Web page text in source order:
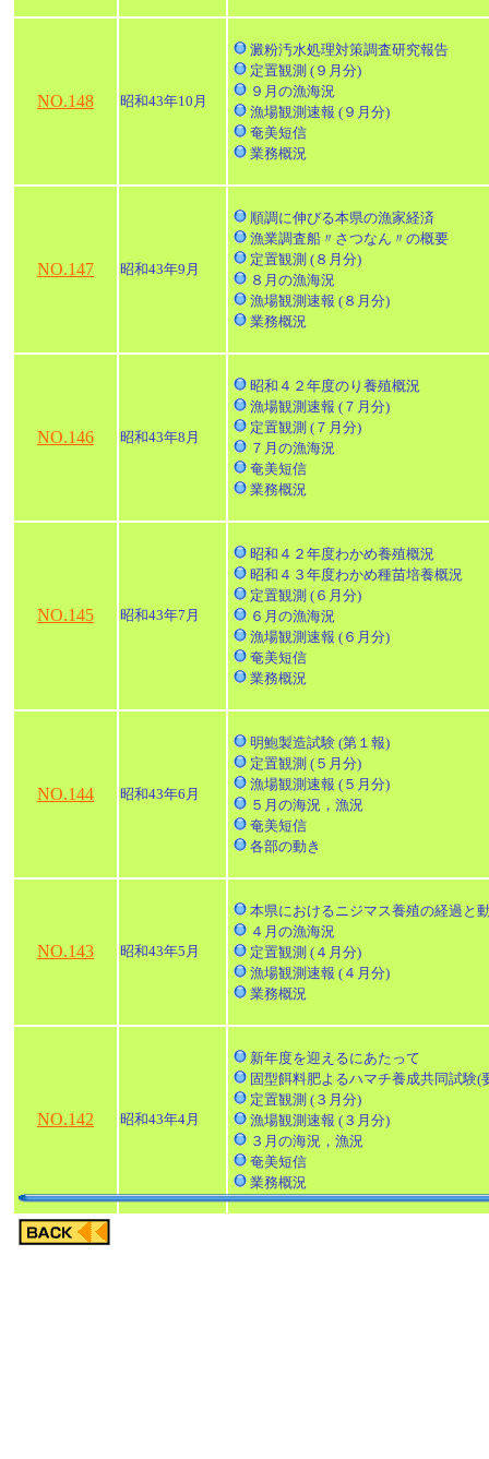
NO.148 昭和43年10月
澱粉汚水処理対策調査研究報告
定置観測 (９月分)
９月の漁海況
漁場観測速報 (９月分)
奄美短信
業務概況
NO.147 昭和43年9月
順調に伸びる本県の漁家経済
漁業調査船〃さつなん〃の概要
定置観測 (８月分)
８月の漁海況
漁場観測速報 (８月分)
業務概況
NO.146 昭和43年8月
昭和４２年度のり養殖概況
漁場観測速報 (７月分)
定置観測 (７月分)
７月の漁海況
奄美短信
業務概況
NO.145 昭和43年7月
昭和４２年度わかめ養殖概況
昭和４３年度わかめ種苗培養概況
定置観測 (６月分)
６月の漁海況
漁場観測速報 (６月分)
奄美短信
業務概況
NO.144 昭和43年6月
明鮑製造試験 (第１報)
定置観測 (５月分)
漁場観測速報 (５月分)
５月の海況，漁況
奄美短信
各部の動き
NO.143 昭和43年5月
本県におけるニジマス養殖の経過と
４月の漁海況
定置観測 (４月分)
漁場観測速報 (４月分)
業務概況
NO.142 昭和43年4月
新年度を迎えるにあたって
固型餌料肥よるハマチ養成共同試験(
定置観測 (３月分)
漁場観測速報 (３月分)
３月の海況，漁況
奄美短信
業務概況